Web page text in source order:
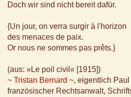
Doch wir sind nicht bereit dafür.
{Un jour, on verra surgir à l'horizon
des menaces de paix.
Or nous ne sommes pas prêts.}
(aus: »Le poil civil« [1915])
~ Tristan Bernard ~, eigentlich Paul
französischer Rechtsanwalt,